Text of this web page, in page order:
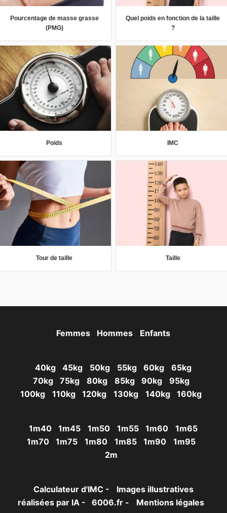
Pourcentage de masse grasse
(PMG)
Quel poids en fonction de la taille
?
Poids IMC
Tour de taille Taille
Femmes Hommes Enfants
40kg 45kg 50kg 55kg 60kg
65kg
70kg
75kg 80kg 85kg 90kg
95kg
100kg
110kg 120kg 130kg 140kg 160kg
1m40 1m45 1m50 1m55 1m60
1m65
1m70
1m75 1m80 1m85 1m90
1m95
2m
Calculateur d'IMC -
Images illustratives
réalisées par IA -
6006.fr - Mentions légales